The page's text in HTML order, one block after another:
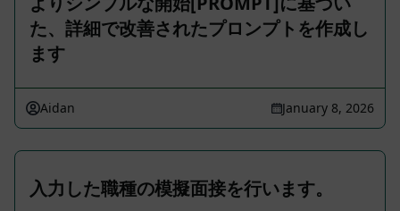
た、詳細で改善されたプロンプトを作成し
ます
Aidan January 8, 2026
入力した職種の模擬面接を行います。